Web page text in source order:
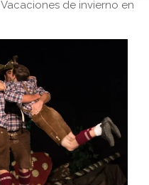
Vacaciones de invierno en